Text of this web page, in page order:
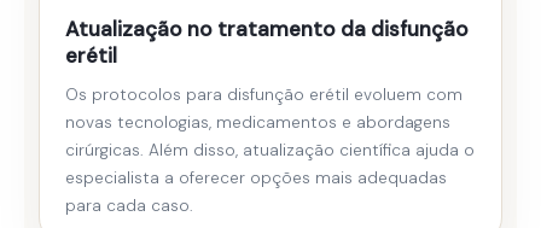
Atualização no tratamento da disfunção
erétil
Os protocolos para disfunção erétil evoluem com
novas tecnologias, medicamentos e abordagens
cirúrgicas. Além disso, atualização científica ajuda o
especialista a oferecer opções mais adequadas
para cada caso.